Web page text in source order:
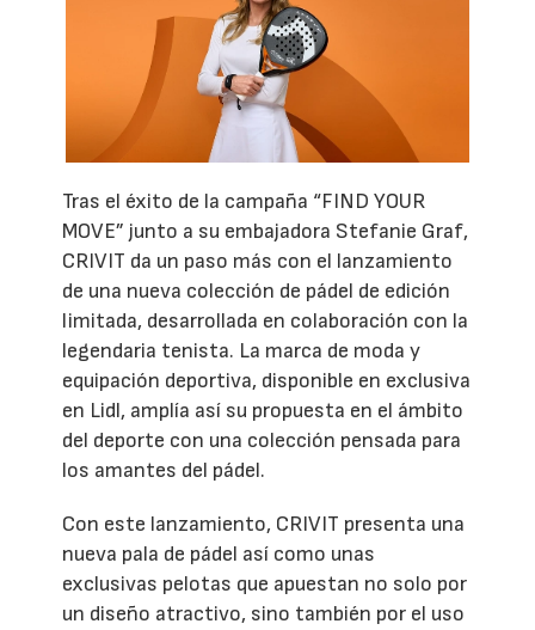
Tras el éxito de la campaña “FIND YOUR
MOVE” junto a su embajadora Stefanie Graf,
CRIVIT da un paso más con el lanzamiento
de una nueva colección de pádel de edición
limitada, desarrollada en colaboración con la
legendaria tenista. La marca de moda y
equipación deportiva, disponible en exclusiva
en Lidl, amplía así su propuesta en el ámbito
del deporte con una colección pensada para
los amantes del pádel.
Con este lanzamiento, CRIVIT presenta una
nueva pala de pádel así como unas
exclusivas pelotas que apuestan no solo por
un diseño atractivo, sino también por el uso